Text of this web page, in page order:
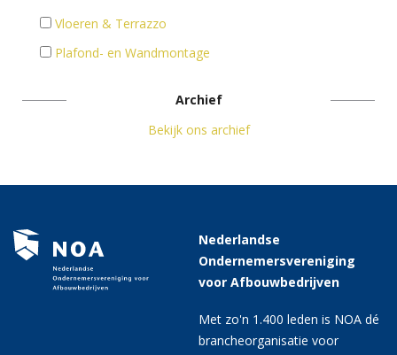
Vloeren & Terrazzo
Plafond- en Wandmontage
Archief
Bekijk ons archief
Nederlandse
Ondernemersvereniging
voor Afbouwbedrijven
Met zo'n 1.400 leden is NOA dé
brancheorganisatie voor